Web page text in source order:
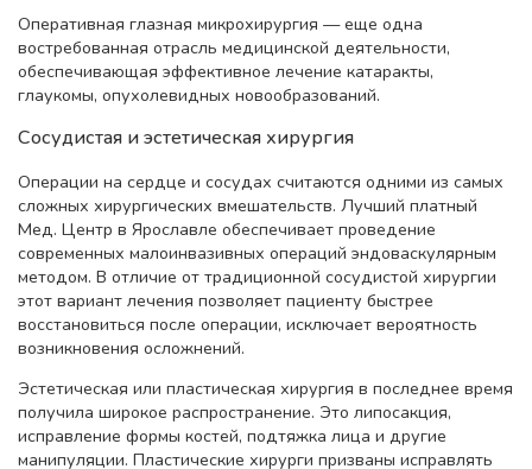
Оперативная глазная микрохирургия — еще одна
востребованная отрасль медицинской деятельности,
обеспечивающая эффективное лечение катаракты,
глаукомы, опухолевидных новообразований.
Сосудистая и эстетическая хирургия
Операции на сердце и сосудах считаются одними из самых
сложных хирургических вмешательств. Лучший платный
Мед. Центр в Ярославле обеспечивает проведение
современных малоинвазивных операций эндоваскулярным
методом. В отличие от традиционной сосудистой хирургии
этот вариант лечения позволяет пациенту быстрее
восстановиться после операции, исключает вероятность
возникновения осложнений.
Эстетическая или пластическая хирургия в последнее время
получила широкое распространение. Это липосакция,
исправление формы костей, подтяжка лица и другие
манипуляции. Пластические хирурги призваны исправлять